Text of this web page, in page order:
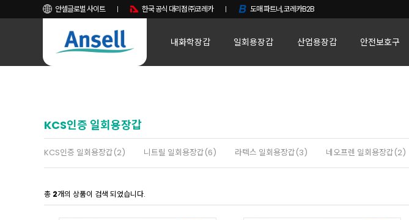
안셀글로벌 사이트 한국 공식 대리점 ㈜코레카 도매 파트너, 코레카B2B
내화학장갑 일회용장갑 산업용장갑 안전보호구
KCS인증 일회용장갑
KCS인증 일회용장갑(2) 니트릴 일회용장갑(6) 라텍스 일회용장갑(3) 네오프렌 일회용장갑(2)
총 2개의 상품이 검색 되었습니다.